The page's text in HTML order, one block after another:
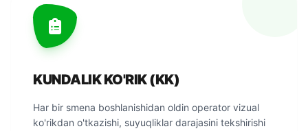
KUNDALIK KO'RIK (KK)
Har bir smena boshlanishidan oldin operator vizual
ko'rikdan o'tkazishi, suyuqliklar darajasini tekshirishi